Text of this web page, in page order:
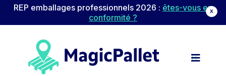
X
REP emballages professionnels 2026 : êtes-vous en
conformité ?
Passer au contenu
Navigation principale